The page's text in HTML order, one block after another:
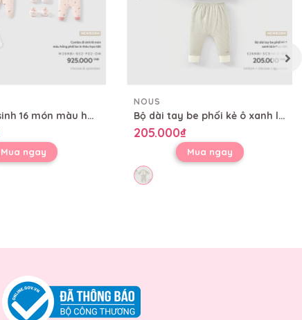
Combo đi sinh 16 món màu hồng phối be in thêu họa tiết
Mua ngay
NOUS
Bộ dài tay be phối kẻ ô xanh lá in họa tiết
205.000₫
Mua ngay